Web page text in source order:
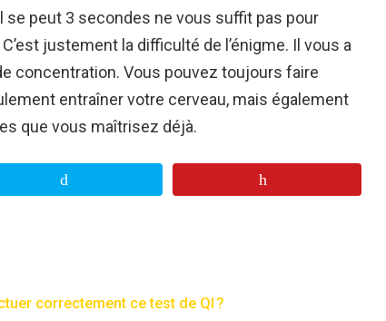
peut 3 secondes ne vous suffit pas pour
justement la difficulté de l’énigme. Il vous a
concentration. Vous pouvez toujours faire
entraîner votre cerveau, mais également
que vous maîtrisez déjà.
correctement ce test de QI ?